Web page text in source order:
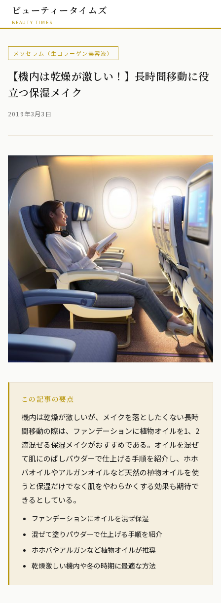
ビューティータイムズ
BEAUTY TIMES
メソセラム（生コラーゲン美容液）
【機内は乾燥が激しい！】長時間移動に役
立つ保湿メイク
2019年3月3日
この記事の要点
機内は乾燥が激しいが、メイクを落としたくない長時
間移動の際は、ファンデーションに植物オイルを1、2
滴混ぜる保湿メイクがおすすめである。オイルを混ぜ
て肌にのばしパウダーで仕上げる手順を紹介し、ホホ
バオイルやアルガンオイルなど天然の植物オイルを使
うと保湿だけでなく肌をやわらかくする効果も期待で
きるとしている。
ファンデーションにオイルを混ぜ保湿
混ぜて塗りパウダーで仕上げる手順を紹介
ホホバやアルガンなど植物オイルが推奨
乾燥激しい機内や冬の時期に最適な方法